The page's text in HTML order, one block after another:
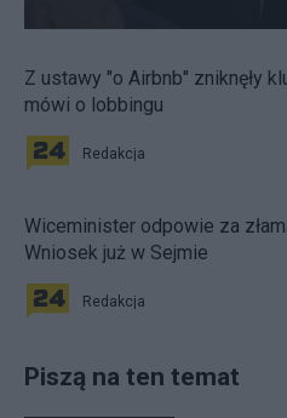
Z ustawy "o Airbnb" zniknęły
mówi o lobbingu
Redakcja
Wiceminister odpowie za
Wniosek już w Sejmie
Redakcja
Piszą na ten temat